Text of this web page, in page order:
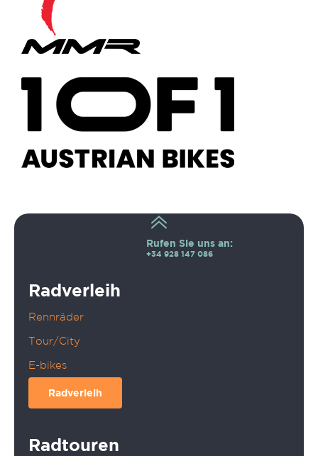
Rufen Sie uns an:
+34 928 147 086
Radverleih
Rennräder
Tour/City
E-bikes
Radverleih
Radtouren